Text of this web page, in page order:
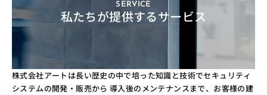
SERVICE
私たちが提供するサービス
株式会社アートは長い歴史の中で培った知識と技術でセキュリティ
システムの開発・販売から 導入後のメンテナンスまで、お客様の建